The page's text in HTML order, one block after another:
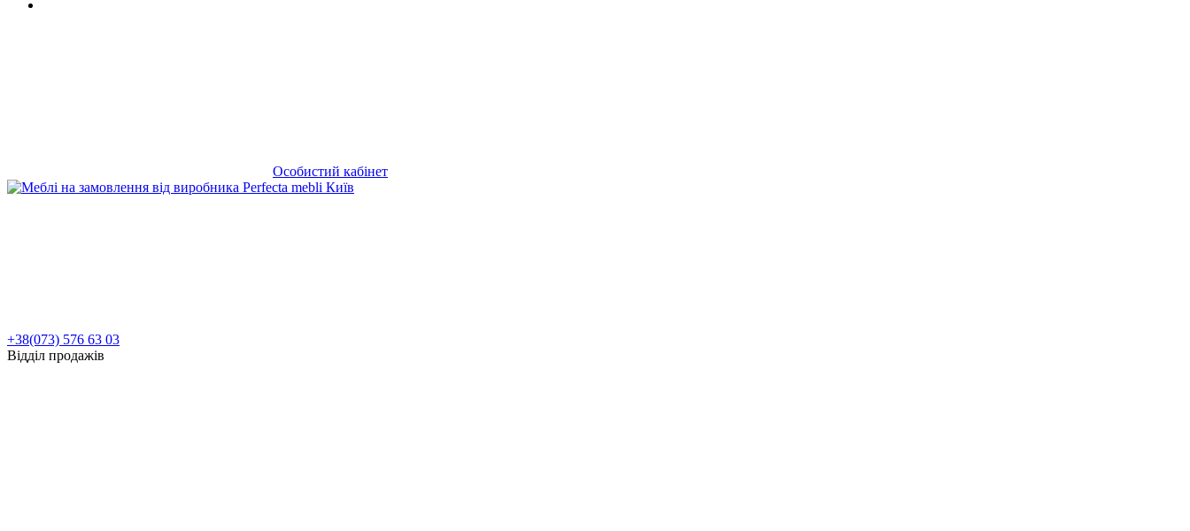
Особистий кабінет
+38(073) 576 63 03
Відділ продажів